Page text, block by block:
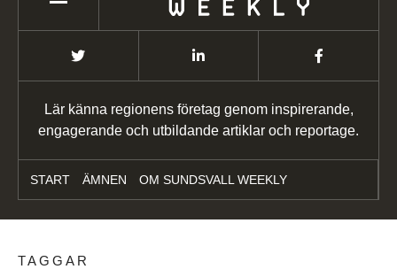
Lär känna regionens företag genom inspirerande,
engagerande och utbildande artiklar och reportage.
START ÄMNEN OM SUNDSVALL WEEKLY
TAGGAR